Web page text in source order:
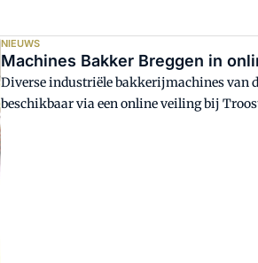
NIEUWS
Machines Bakker Breggen in
Diverse industriële bakkerijmachines van
beschikbaar via een online veiling bij